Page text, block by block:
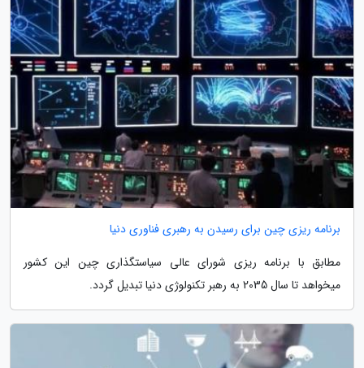
برنامه ریزی چین برای رسیدن به رهبری فناوری دنیا
مطابق با برنامه ریزی شورای عالی سیاستگذاری چین این کشور
میخواهد تا سال 2035 به رهبر تکنولوژی دنیا تبدیل گردد.